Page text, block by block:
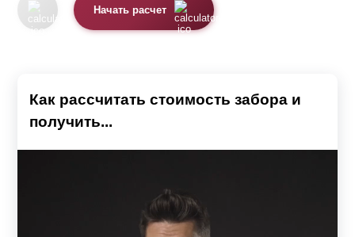
Начать расчет
Как рассчитать стоимость забора и
получить...